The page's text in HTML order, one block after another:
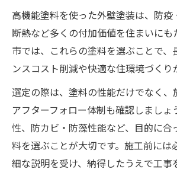
高機能塗料を使った外壁塗装は、防疫
断熱など多くの付加価値を住まいにも
市では、これらの塗料を選ぶことで、
ンスコスト削減や快適な住環境づくり
選定の際は、塗料の性能だけでなく、
アフターフォロー体制も確認しましょ
性、防カビ・防藻性能など、目的に合
料を選ぶことが大切です。施工前には
細な説明を受け、納得したうえで工事